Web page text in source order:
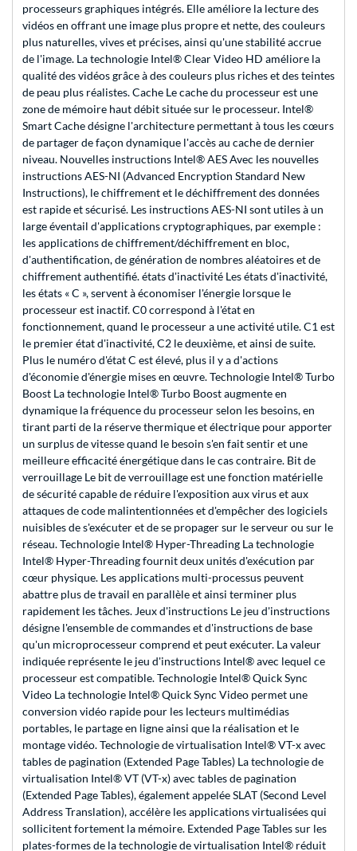
processeurs graphiques intégrés. Elle améliore la lecture des
vidéos en offrant une image plus propre et nette, des couleurs
plus naturelles, vives et précises, ainsi qu'une stabilité accrue
de l'image. La technologie Intel® Clear Video HD améliore la
qualité des vidéos grâce à des couleurs plus riches et des teintes
de peau plus réalistes. Cache Le cache du processeur est une
zone de mémoire haut débit située sur le processeur. Intel®
Smart Cache désigne l'architecture permettant à tous les cœurs
de partager de façon dynamique l'accès au cache de dernier
niveau. Nouvelles instructions Intel® AES Avec les nouvelles
instructions AES-NI (Advanced Encryption Standard New
Instructions), le chiffrement et le déchiffrement des données
est rapide et sécurisé. Les instructions AES-NI sont utiles à un
large éventail d'applications cryptographiques, par exemple :
les applications de chiffrement/déchiffrement en bloc,
d'authentification, de génération de nombres aléatoires et de
chiffrement authentifié. états d'inactivité Les états d'inactivité,
les états « C », servent à économiser l'énergie lorsque le
processeur est inactif. C0 correspond à l'état en
fonctionnement, quand le processeur a une activité utile. C1 est
le premier état d'inactivité, C2 le deuxième, et ainsi de suite.
Plus le numéro d'état C est élevé, plus il y a d'actions
d'économie d'énergie mises en œuvre. Technologie Intel® Turbo
Boost La technologie Intel® Turbo Boost augmente en
dynamique la fréquence du processeur selon les besoins, en
tirant parti de la réserve thermique et électrique pour apporter
un surplus de vitesse quand le besoin s'en fait sentir et une
meilleure efficacité énergétique dans le cas contraire. Bit de
verrouillage Le bit de verrouillage est une fonction matérielle
de sécurité capable de réduire l'exposition aux virus et aux
attaques de code malintentionnées et d'empêcher des logiciels
nuisibles de s'exécuter et de se propager sur le serveur ou sur le
réseau. Technologie Intel® Hyper-Threading La technologie
Intel® Hyper-Threading fournit deux unités d'exécution par
cœur physique. Les applications multi-processus peuvent
abattre plus de travail en parallèle et ainsi terminer plus
rapidement les tâches. Jeux d'instructions Le jeu d'instructions
désigne l'ensemble de commandes et d'instructions de base
qu'un microprocesseur comprend et peut exécuter. La valeur
indiquée représente le jeu d'instructions Intel® avec lequel ce
processeur est compatible. Technologie Intel® Quick Sync
Video La technologie Intel® Quick Sync Video permet une
conversion vidéo rapide pour les lecteurs multimédias
portables, le partage en ligne ainsi que la réalisation et le
montage vidéo. Technologie de virtualisation Intel® VT-x avec
tables de pagination (Extended Page Tables) La technologie de
virtualisation Intel® VT (VT-x) avec tables de pagination
(Extended Page Tables), également appelée SLAT (Second Level
Address Translation), accélère les applications virtualisées qui
sollicitent fortement la mémoire. Extended Page Tables sur les
plates-formes de la technologie de virtualisation Intel® réduit